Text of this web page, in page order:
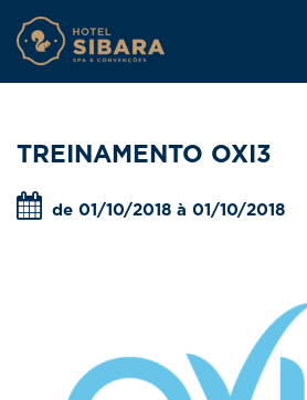
TREINAMENTO OXI3
de 01/10/2018 à 01/10/2018